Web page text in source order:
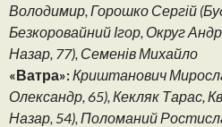
Володимир, Горошко Сергій
Безкоровайний Ігор, Округ
Назар, 77), Семенів Михайло
«Ватра»: Криштанович
Олександр, 65), Кекляк Тарас,
Назар, 54), Поломаний